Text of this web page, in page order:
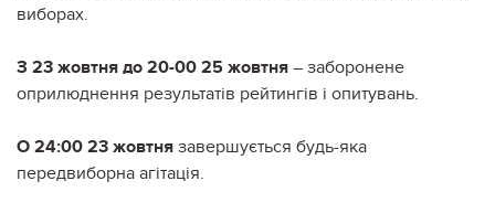
виборах.
З 23 жовтня до 20-00 25 жовтня – заборонене
оприлюднення результатів рейтингів і опитувань.
О 24:00 23 жовтня завершується будь-яка
передвиборна агітація.